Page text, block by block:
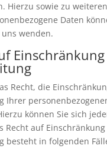
Hierzu sowie zu
Daten
wenden.
Recht, die
Ihrer
können Sie sich
Recht auf
besteht in folgenden